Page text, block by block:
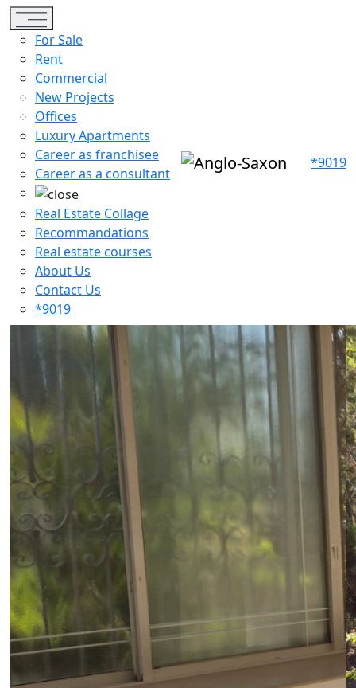
Toggle navigation
For Sale
Rent
Commercial
New Projects
Offices
Luxury Apartments
Career as franchisee
Career as a consultant
Real Estate Collage
Recommandations
Real estate courses
About Us
Contact Us
*9019
*9019